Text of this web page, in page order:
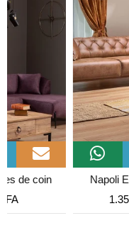
Napoli Ensemble
CFA